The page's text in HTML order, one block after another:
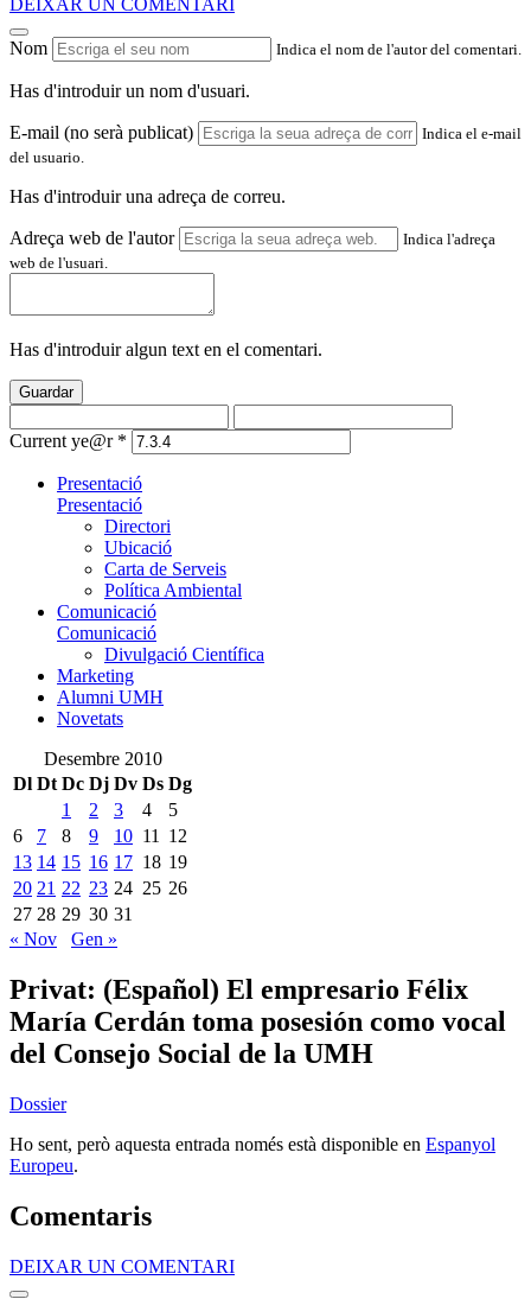
DEIXAR UN COMENTARI
Nom Indica el nom de l'autor del comentari.
Has d'introduir un nom d'usuari.
E-mail (no serà publicat)
Indica el e-mail
del usuario.
Has d'introduir una adreça de correu.
Adreça web de l'autor
Indica l'adreça
web de l'usuari.
Has d'introduir algun text en el comentari.
Guardar
Current ye@r *
Presentació
Presentació
Directori
Ubicació
Carta de Serveis
Política Ambiental
Comunicació
Comunicació
Divulgació Científica
Marketing
Alumni UMH
Novetats
Desembre 2010
Dl Dt Dc Dj Dv Ds Dg
1
2 3 4
5
6
7 8 9 10 11 12
13 14 15 16 17 18 19
20 21 22 23 24 25 26
27 28 29 30 31
« Nov
Gen »
Privat: (Español) El empresario Félix
María Cerdán toma posesión como vocal
del Consejo Social de la UMH
Dossier
Ho sent, però aquesta entrada només està disponible en Espanyol
Europeu.
Comentaris
DEIXAR UN COMENTARI